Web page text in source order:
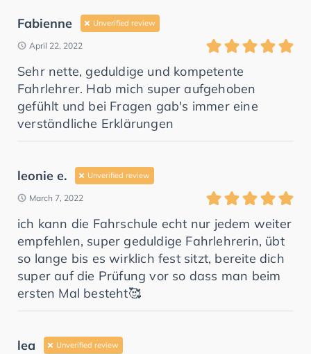
Fabienne Unverified review
April 22, 2022
Sehr nette, geduldige und kompetente
Fahrlehrer. Hab mich super aufgehoben
gefühlt und bei Fragen gab's immer eine
verständliche Erklärungen
leonie e. Unverified review
March 7, 2022
ich kann die Fahrschule echt nur jedem weiter
empfehlen, super geduldige Fahrlehrerin, übt
so lange bis es wirklich fest sitzt, bereite dich
super auf die Prüfung vor so dass man beim
ersten Mal besteht🥰
lea Unverified review